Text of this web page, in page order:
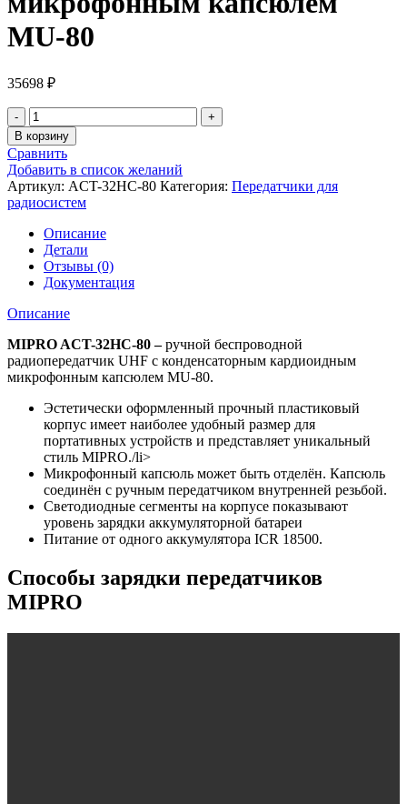
MU-80
35698 ₽
В корзину
Сравнить
Добавить в список желаний
Артикул: ACT-32HC-80 Категория: Передатчики для
радиосистем
Описание
Детали
Отзывы (0)
Документация
Описание
MIPRO ACT-32HC-80 –ручной беспроводной
радиопередатчик UHF с конденсаторным кардиоидным
микрофонным капсюлем MU-80.
Эстетически оформленный прочный пластиковый
корпус имеет наиболее удобный размер для
портативных устройств и представляет уникальный
стиль MIPRO./li>
Микрофонный капсюль может быть отделён. Капсюль
соединён с ручным передатчиком внутренней резьбой.
Светодиодные сегменты на корпусе показывают
уровень зарядки аккумуляторной батареи
Питание от одного аккумулятора ICR 18500.
Способы зарядки передатчиков
MIPRO